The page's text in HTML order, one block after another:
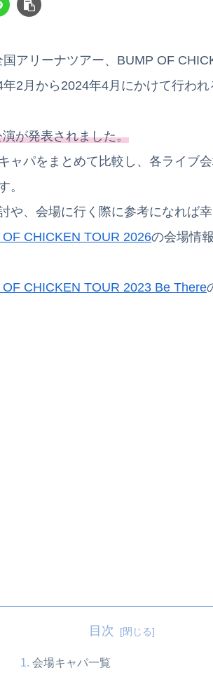
アリーナツアー、BUMP OF
2月から2024年4月にかけて行わ
が発表されました。
ャパをまとめて比較し、各ライブ
。
や、会場に行く際に参考になれば幸
OF CHICKEN TOUR 2026の会場情
OF CHICKEN TOUR 2023 Be There
目次
会場キャパ一覧